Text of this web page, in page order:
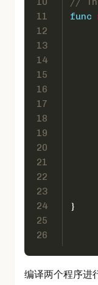
11
12
13
14
15
16
17
18
19
20
21
22
23
24
25
26
func
}
编译两个程序进